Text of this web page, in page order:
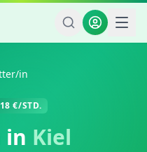
in
18 €/STD.
in Kiel